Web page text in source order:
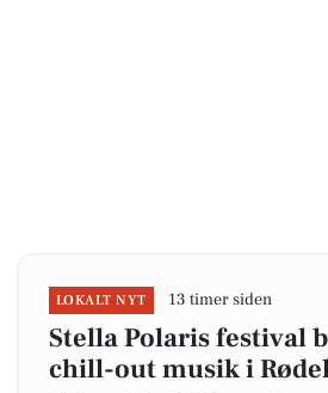
LOKALT NYT 13 timer siden
Stella Polaris festival
chill-out musik i